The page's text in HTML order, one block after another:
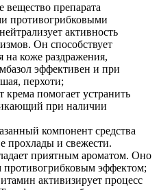
препарата
противогрибковыми
активность
Он способствует
коже раздражения,
эффективен и при
перхоти;
крема помогает устранить
при наличии
компонент средства
прохлады и свежести.
приятным ароматом. Оно
эффектом;
активизирует процесс